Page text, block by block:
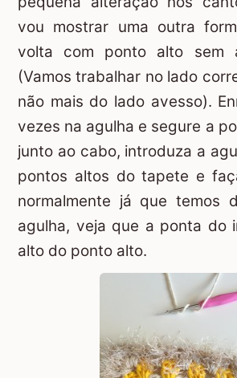
vou mostrar uma outra
volta com ponto alto sem
(Vamos trabalhar no lado
não mais do lado avesso).
vezes na agulha e segure a
junto ao cabo, introduza a
pontos altos do tapete e
normalmente já que temos
agulha, veja que a ponta do
alto do ponto alto.